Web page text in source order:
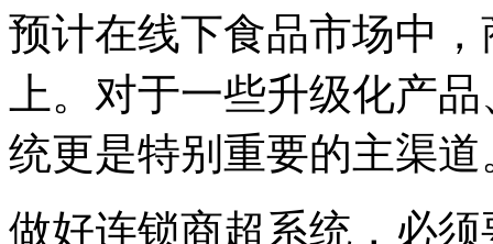
预计在线下食品市场中
上。对于一些升级化产
统更是特别重要的主渠道
做好连锁商超系统，必